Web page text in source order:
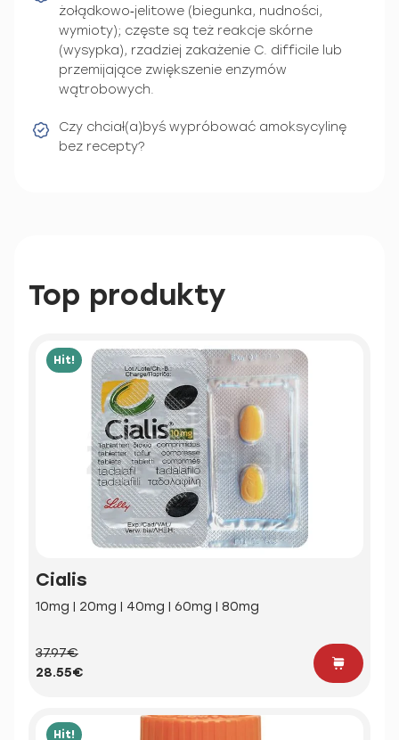
żołądkowo‑jelitowe (biegunka, nudności,
wymioty); częste są też reakcje skórne
(wysypka), rzadziej zakażenie C. difficile lub
przemijające zwiększenie enzymów
wątrobowych.
Czy chciał(a)byś wypróbować amoksycylinę
bez recepty?
Top produkty
Hit!
Cialis
10mg | 20mg | 40mg | 60mg | 80mg
37.97€
28.55€
Hit!